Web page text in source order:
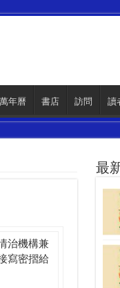
萬年曆 書店 訪問 讀
治機構兼
寫密摺給
最